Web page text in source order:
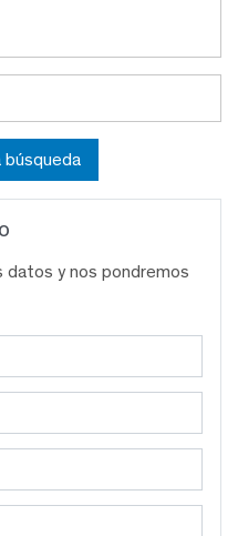
búsqueda
y nos pondremos